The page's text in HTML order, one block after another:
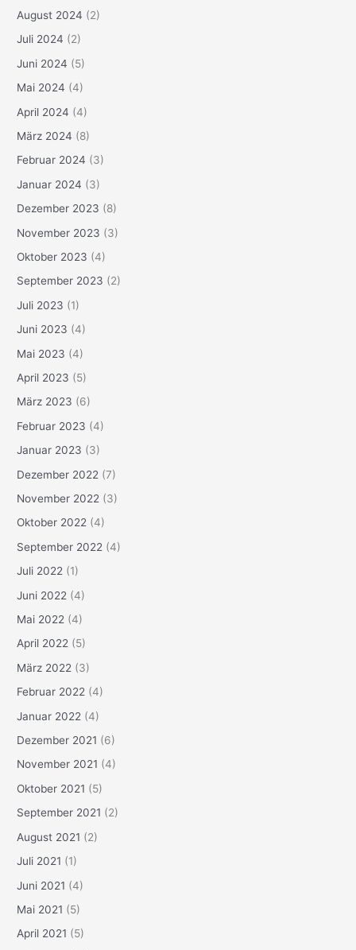
August 2024 (2)
Juli 2024 (2)
Juni 2024 (5)
Mai 2024 (4)
April 2024 (4)
März 2024 (8)
Februar 2024 (3)
Januar 2024 (3)
Dezember 2023 (8)
November 2023 (3)
Oktober 2023 (4)
September 2023 (2)
Juli 2023 (1)
Juni 2023 (4)
Mai 2023 (4)
April 2023 (5)
März 2023 (6)
Februar 2023 (4)
Januar 2023 (3)
Dezember 2022 (7)
November 2022 (3)
Oktober 2022 (4)
September 2022 (4)
Juli 2022 (1)
Juni 2022 (4)
Mai 2022 (4)
April 2022 (5)
März 2022 (3)
Februar 2022 (4)
Januar 2022 (4)
Dezember 2021 (6)
November 2021 (4)
Oktober 2021 (5)
September 2021 (2)
August 2021 (2)
Juli 2021 (1)
Juni 2021 (4)
Mai 2021 (5)
April 2021 (5)